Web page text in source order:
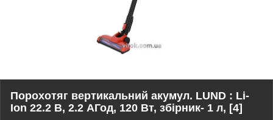
Порохотяг вертикальний акумул. LUND : Li-
Ion 22.2 В, 2.2 АГод, 120 Вт, збірник- 1 л, [4]